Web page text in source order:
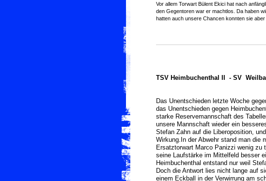
Vor allem Torwart Bülent Ekici hat nach
den Gegentoren war er machtlos. Da haben
hatten auch unsere Chancen konnten sie aber
TSV Heimbuchenthal II - SV
Das Unentschieden letzte Woche
das Unentschieden gegen
starke Reservemannschaft des
unsere Mannschaft wieder ein
Stefan Zahn auf die Liberoposition,
Wirkung.In der Abwehr stand man die
Ersatztorwart Marco Panizzi wenig zu
seine Laufstärke im Mittelfeld besser
Heimbuchenthal entstand nur weil
Doch die Antwort lies nicht lange auf
einem Eckball in der Verwirrung am